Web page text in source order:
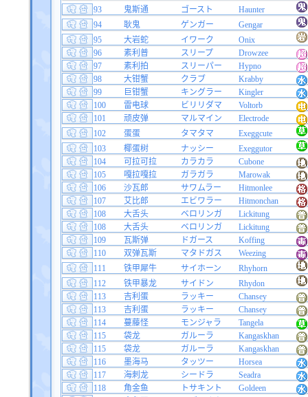
93
鬼斯通 ゴースト
Haunter
94
耿鬼 ゲンガー
Gengar
95
大岩蛇 イワーク
Onix
96
素利普 スリープ
Drowzee
97
素利拍 スリーパー
Hypno
98
大钳蟹 クラブ
Krabby
99
巨钳蟹 キングラー
Kingler
100
雷电球 ビリリダマ
Voltorb
101
顽皮弹 マルマイン
Electrode
102
蛋蛋 タマタマ
Exeggcute
103
椰蛋树 ナッシー
Exeggutor
104
可拉可拉 カラカラ
Cubone
105
嘎拉嘎拉 ガラガラ
Marowak
106
沙瓦郎 サワムラー
Hitmonlee
107
艾比郎 エビワラー
Hitmonchan
108
大舌头 ベロリンガ
Lickitung
108
大舌头 ベロリンガ
Lickitung
109
瓦斯弹 ドガース
Koffing
110
双弹瓦斯 マタドガス
Weezing
111
铁甲犀牛 サイホーン
Rhyhorn
112
铁甲暴龙 サイドン
Rhydon
113
吉利蛋 ラッキー
Chansey
113
吉利蛋 ラッキー
Chansey
114
蔓藤怪 モンジャラ
Tangela
115
袋龙 ガルーラ
Kangaskhan
115
袋龙 ガルーラ
Kangaskhan
116
墨海马 タッツー
Horsea
117
海刺龙 シードラ
Seadra
118
角金鱼 トサキント
Goldeen